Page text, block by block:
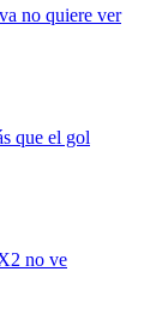
no quiere ver
que el gol
no ve